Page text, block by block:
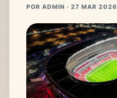
POR ADMIN · 27 MAR 2026